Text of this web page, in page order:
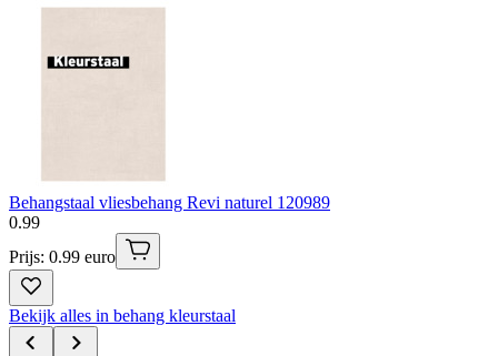
Behangstaal vliesbehang Revi naturel 120989
0.99
Prijs: 0.99 euro
Bekijk alles in behang kleurstaal